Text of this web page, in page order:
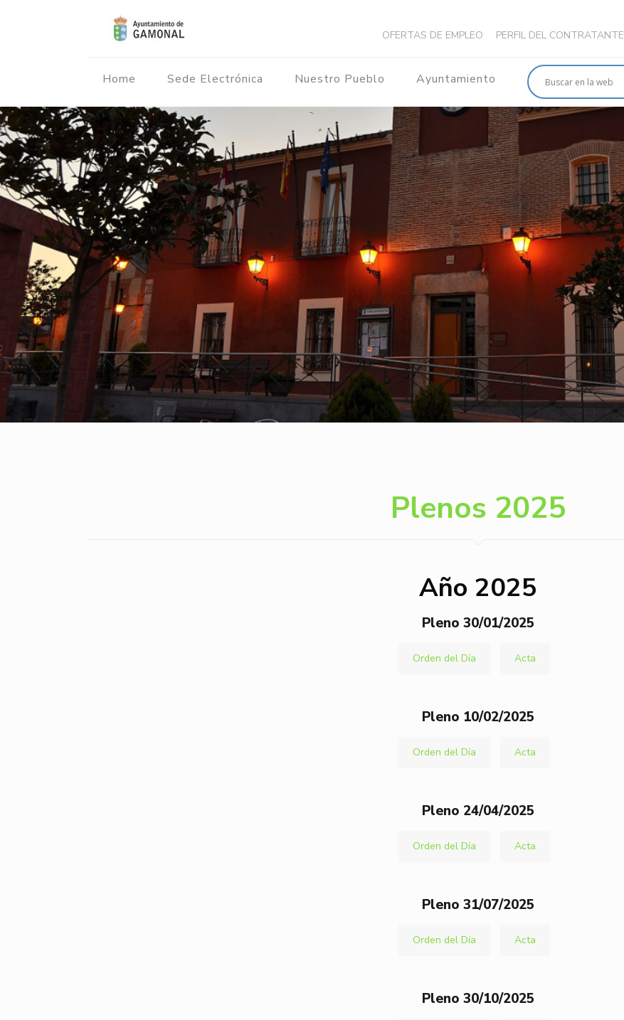
Home Sede Electrónica Nuestro Pueblo Ayuntamiento
OFERTAS DE EMPLEO PERFIL DEL CONTRATANTE
Plenos 2025
Año 2025
Pleno 30/01/2025
Orden del Día Acta
Pleno 10/02/2025
Orden del Día Acta
Pleno 24/04/2025
Orden del Día Acta
Pleno 31/07/2025
Orden del Día Acta
Pleno 30/10/2025